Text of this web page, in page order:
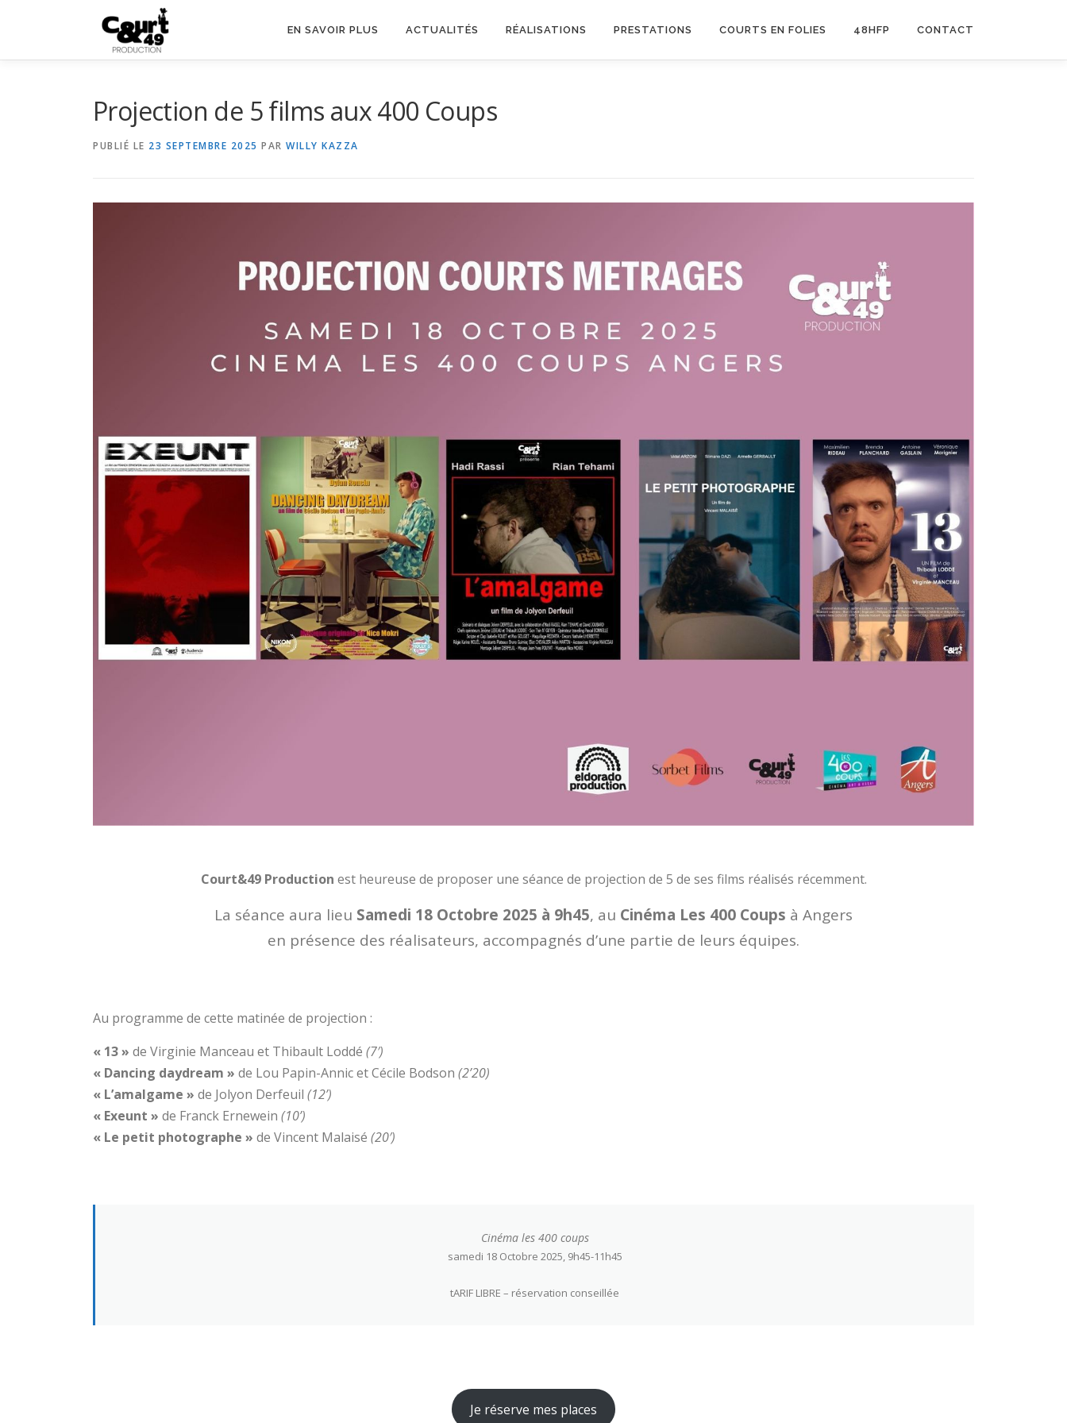
EN SAVOIR PLUS ACTUALITÉS RÉALISATIONS PRESTATIONS COURTS EN FOLIES 48HFP CONTACT
Projection de 5 films aux 400 Coups
PUBLIÉ LE 23 SEPTEMBRE 2025 PAR WILLY KAZZA
Court&49 Production est heureuse de proposer une séance de projection de 5 de ses films réalisés récemment.
La séance aura lieu Samedi 18 Octobre 2025 à 9h45, au Cinéma Les 400 Coups à Angers
en présence des réalisateurs, accompagnés d’une partie de leurs équipes.
Au programme de cette matinée de projection :
« 13 » de Virginie Manceau et Thibault Loddé (7′)
« Dancing daydream » de Lou Papin-Annic et Cécile Bodson (2’20)
« L’amalgame » de Jolyon Derfeuil (12’)
« Exeunt » de Franck Ernewein (10’)
« Le petit photographe » de Vincent Malaisé (20′)
Cinéma les 400 coups
samedi 18 Octobre 2025, 9h45-11h45
tARIF LIBRE – réservation conseillée
Je réserve mes places